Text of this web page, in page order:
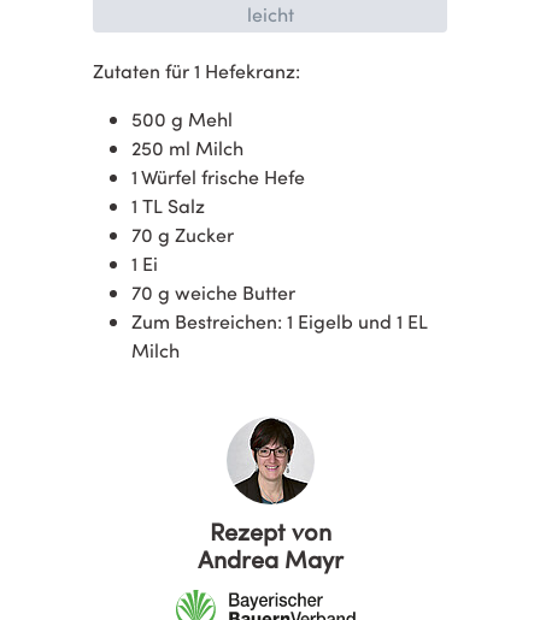
leicht
Zutaten für 1 Hefekranz:
500 g Mehl
250 ml Milch
1 Würfel frische Hefe
1 TL Salz
70 g Zucker
1 Ei
70 g weiche Butter
Zum Bestreichen: 1 Eigelb und 1 EL
Milch
Rezept von
Andrea Mayr